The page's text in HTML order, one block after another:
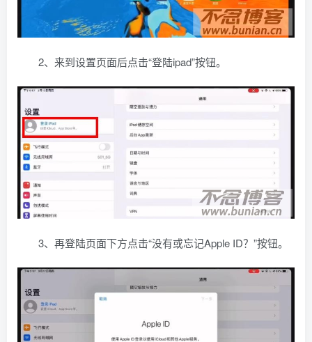
2、来到设置页面后点击“登陆ipad”按钮。
3、再登陆页面下方点击“没有或忘记Apple ID？”按钮。